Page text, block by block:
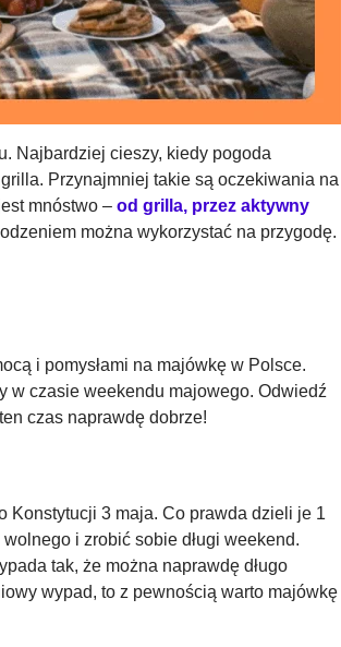
Najbardziej cieszy, kiedy pogoda
Przynajmniej takie są oczekiwania na
mnóstwo – od grilla, przez aktywny
można wykorzystać na przygodę.
i pomysłami na majówkę w Polsce.
w czasie weekendu majowego. Odwiedź
czas naprawdę dobrze!
Konstytucji 3 maja. Co prawda dzieli je 1
i zrobić sobie długi weekend.
tak, że można naprawdę długo
wypad, to z pewnością warto majówkę